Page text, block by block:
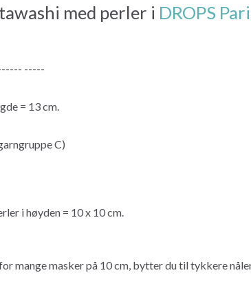
med perler i DROPS
-----
= 13 cm.
C)
i høyden = 10 x 10 cm.
mange masker på 10 cm, bytter du til tykkere